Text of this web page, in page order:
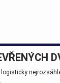
logisticky